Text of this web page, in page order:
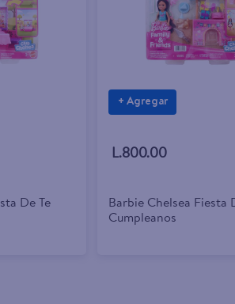
De Te
+ Agregar
L.800.00
Barbie Chelsea Fiesta
Cumpleanos